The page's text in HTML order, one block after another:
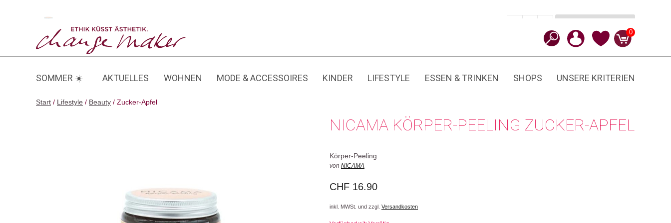
0
SOMMER ☀️ AKTUELLES WOHNEN MODE & ACCESSOIRES KINDER LIFESTYLE ESSEN & TRINKEN SHOPS UNSERE KRITERIEN
Start / Lifestyle / Beauty / Zucker-Apfel
NICAMA KÖRPER-PEELING ZUCKER-APFEL
Körper-Peeling
von NICAMA
CHF 16.90
inkl. MWSt. und zzgl. Versandkosten